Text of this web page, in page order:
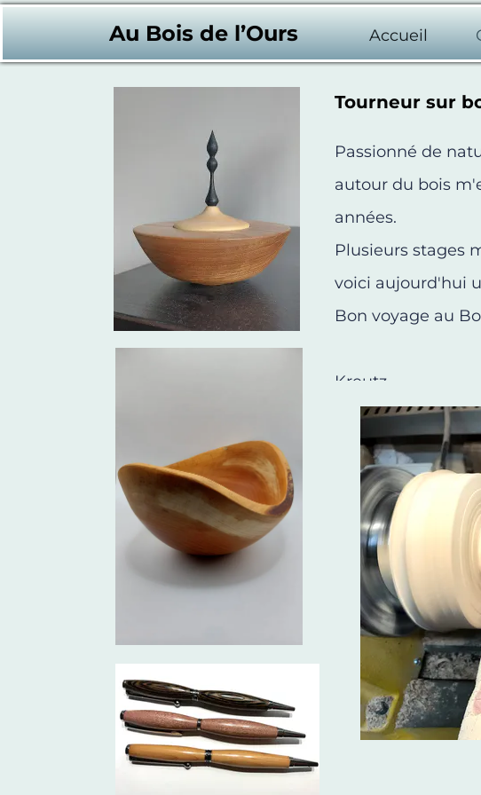
Au Bois de l’Ours Accueil
Tourneur sur
Passionné de
autour du bois
années.
Plusieurs stages
voici aujourd'hui
Bon voyage au
Kreutz